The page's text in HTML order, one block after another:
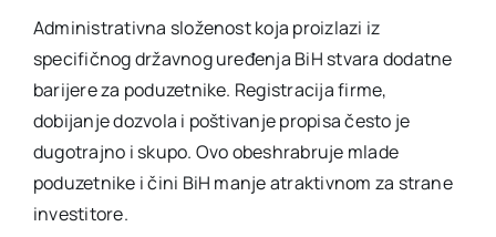
Administrativna složenost koja proizlazi iz
specifičnog državnog uređenja BiH stvara dodatne
barijere za poduzetnike. Registracija firme,
dobijanje dozvola i poštivanje propisa često je
dugotrajno i skupo. Ovo obeshrabruje mlade
poduzetnike i čini BiH manje atraktivnom za strane
investitore.